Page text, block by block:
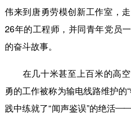
伟来到唐勇劳模创新工作室，
26年的工程师，并同青年党员
的奋斗故事。
在几十米甚至上百米的高空
勇的工作被称为输电线路维护的
践中练就了“闻声鉴误”的绝活